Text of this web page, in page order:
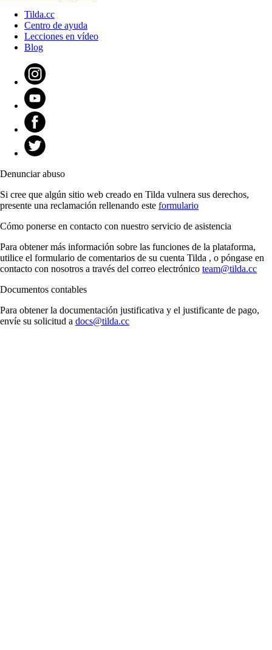
Tilda.cc
Centro de ayuda
Lecciones en vídeo
Blog
Denunciar abuso
Si cree que algún sitio web creado en Tilda vulnera sus derechos,
presente una reclamación rellenando este formulario
Cómo ponerse en contacto con nuestro servicio de asistencia
Para obtener más información sobre las funciones de la plataforma,
utilice el formulario de comentarios de su cuenta Tilda , o póngase en
contacto con nosotros a través del correo electrónico team@tilda.cc
Documentos contables
Para obtener la documentación justificativa y el justificante de pago,
envíe su solicitud a docs@tilda.cc